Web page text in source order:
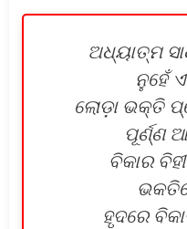
ଅଧ୍ୟାତ୍ମ
ନୁହେଁ
ଲୋଡ଼ା ଭକ୍ତି
ପୂର୍ଣ୍ଣ
ବିକାର
ହୃଦରେ